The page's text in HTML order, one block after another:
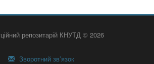
репозитарій КНУТД © 2026
Зворотний зв’язок